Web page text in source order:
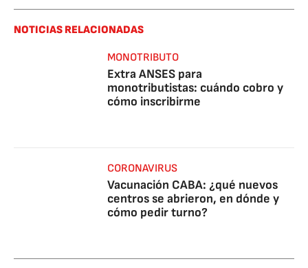
NOTICIAS RELACIONADAS
MONOTRIBUTO
Extra ANSES para
monotributistas: cuándo cobro y
cómo inscribirme
CORONAVIRUS
Vacunación CABA: ¿qué nuevos
centros se abrieron, en dónde y
cómo pedir turno?